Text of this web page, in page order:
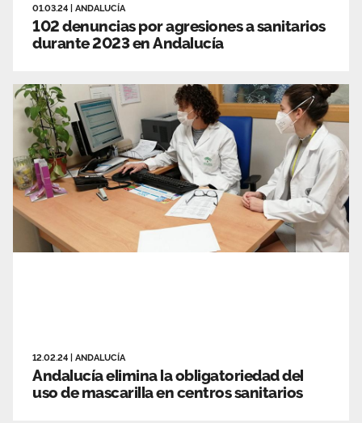
01.03.24 ANDALUCÍA
102 denuncias por agresiones a sanitarios
durante 2023 en Andalucía
12.02.24 ANDALUCÍA
Andalucía elimina la obligatoriedad del
uso de mascarilla en centros sanitarios